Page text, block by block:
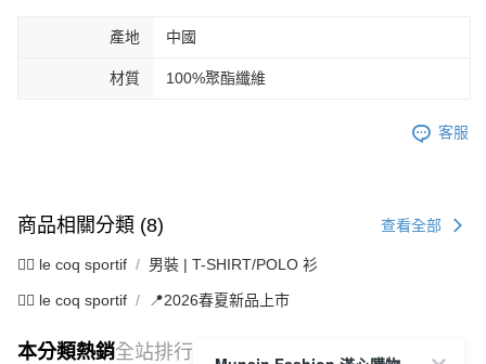
產地 中國
材質 100%聚酯纖維
客服
商品相關分類 (8) 查看全部
🚴‍♂️ le coq sportif 男裝 | T-SHIRT/POLO 衫
🚴‍♂️ le coq sportif 📍2026春夏新品上市
本分類熱銷全站排行